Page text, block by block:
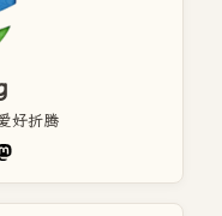
好折腾